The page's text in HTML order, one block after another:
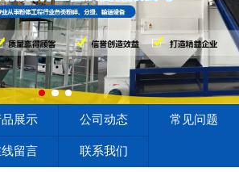
公司动态
常见问题
应用案例
品展示 公司动态 常见问题
留言 联系我们